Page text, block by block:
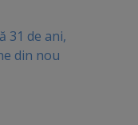
31 de ani,
din nou